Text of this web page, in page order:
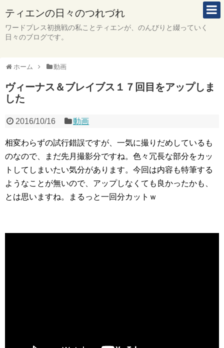
ティエンの日々のつれづれ
ワードプレス初挑戦の私ことティエンが、のんびりと綴っていく
日々のブログです。
ホーム 動画
ヴィーナス＆ブレイブス１７回目をアップしま
した
2016/10/16 動画
相変わらずの試行錯誤ですが、一気に撮りだめしているも
のなので、まだ先月撮影分ですね。色々冗長な部分をカッ
トしてしまいたい気分があります。今回は内容も特筆する
ようなことが無いので、アップしなくても良かったかも、
とは思いますね。まるっと一回分カットｗ